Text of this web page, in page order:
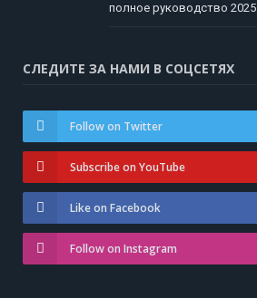
полное руководство 2025
СЛЕДИТЕ ЗА НАМИ В СОЦСЕТЯХ
Follow on Twitter
Subscribe on YouTube
Like on Facebook
Follow on Instagram